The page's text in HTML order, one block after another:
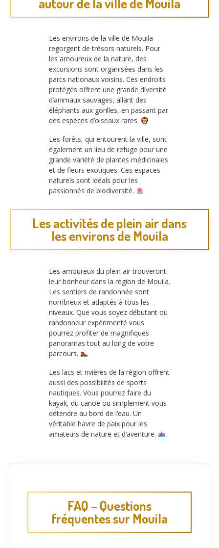
Les environs de la ville de Mouila
regorgent de trésors naturels. Pour
les amoureux de la nature, des
excursions sont organisées dans les
parcs nationaux voisins. Ces endroits
protégés offrent une grande diversité
d’animaux sauvages, allant des
éléphants aux gorilles, en passant par
des espèces d’oiseaux rares.
Les forêts, qui entourent la ville, sont
également un lieu de refuge pour une
grande variété de plantes médicinales
et de fleurs exotiques. Ces espaces
naturels sont idéals pour les
passionnés de biodiversité.
Les activités de plein air dans
les environs de Mouila
Les amoureux du plein air trouveront
leur bonheur dans la région de Mouila.
Les sentiers de randonnée sont
nombreux et adaptés à tous les
niveaux. Que vous soyez débutant ou
randonneur expérimenté vous
pourrez profiter de magnifiques
panoramas tout au long de votre
parcours.
Les lacs et rivières de la région offrent
aussi des possibilités de sports
nautiques. Vous pourrez faire du
kayak, du canoë ou simplement vous
détendre au bord de l’eau. Un
véritable havre de paix pour les
amateurs de nature et d’aventure.
FAQ – Questions
fréquentes sur Mouila